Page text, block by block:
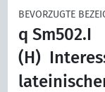
BEVORZUGTE
q Sm502.I
(H)